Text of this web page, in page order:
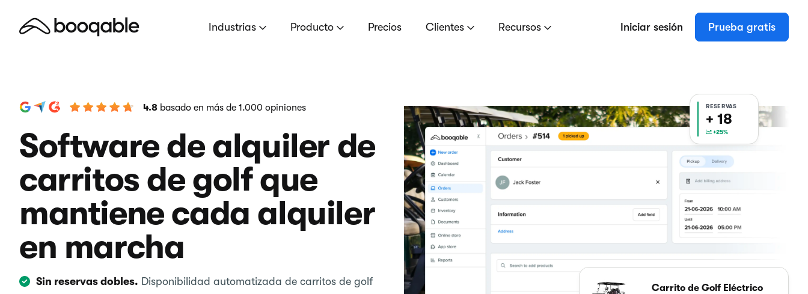
Industrias Producto Precios Clientes Recursos Iniciar sesión Prueba gratis
4.8 basado en más de 1.000 opiniones
Software de alquiler de
carritos de golf que
mantiene cada alquiler
en marcha
Sin reservas dobles. Disponibilidad automatizada de carritos de golf
RESERVAS
+ 18
+25%
Carrito de Golf Eléctrico